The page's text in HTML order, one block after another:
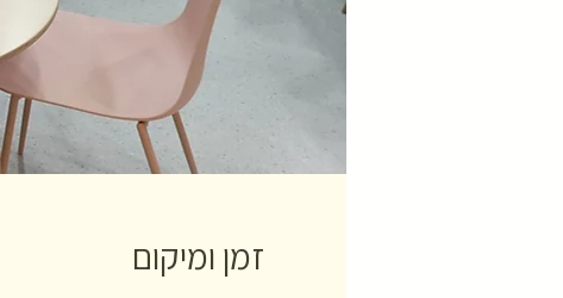
זמן ומיקום